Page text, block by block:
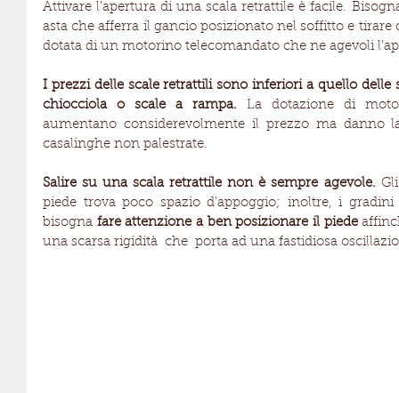
Attivare l'apertura di una scala retrattile è facile.
asta che afferra il gancio posizionato nel soffitto e tirare
dotata di un motorino telecomandato che ne agevoli
I prezzi delle scale retrattili sono inferiori a quello delle
chiocciola o scale a rampa. La dotazione di
aumentano considerevolmente il prezzo ma danno
casalinghe non palestrate.
Salire su una scala retrattile non è sempre agevole.
piede trova poco spazio d'appoggio; inoltre, i
bisogna fare attenzione a ben posizionare il piede
una scarsa rigidità  che  porta ad una fastidiosa